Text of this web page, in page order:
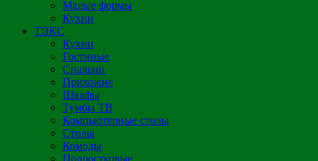
Малые формы
Кухни
ТЭКС
Кухни
Гостиные
Спальни
Прихожие
Шкафы
Тумбы ТВ
Компьютерные столы
Столы
Комоды
Подростковые